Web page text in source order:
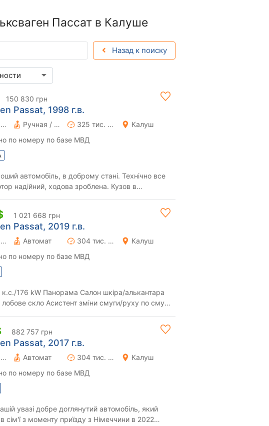
Пассат в Калуше
Назад к поиску
150 830 грн
Passat, 1998 г.в.
Дизель 1.9 л. Ручная / Механика 325 тис. км
Калуш
по номеру по базе МВД
автомобіль, в доброму стані. Технічно все
надійний, ходова зроблена. Кузов в
1 021 668 грн
Passat, 2019 г.в.
Дизель 1.97 л. Автомат 304 тис. км
Калуш
по номеру по базе МВД
176 kW Панорама Салон шкіра/алькантара
скло Асистент зміни смуги/руху по смузі
882 757 грн
Passat, 2017 г.в.
Дизель 1.97 л. Автомат 304 тис. км
Калуш
по номеру по базе МВД
увазі добре доглянутий автомобіль, який
сім'ї з моменту приїзду з Німеччини в 2022